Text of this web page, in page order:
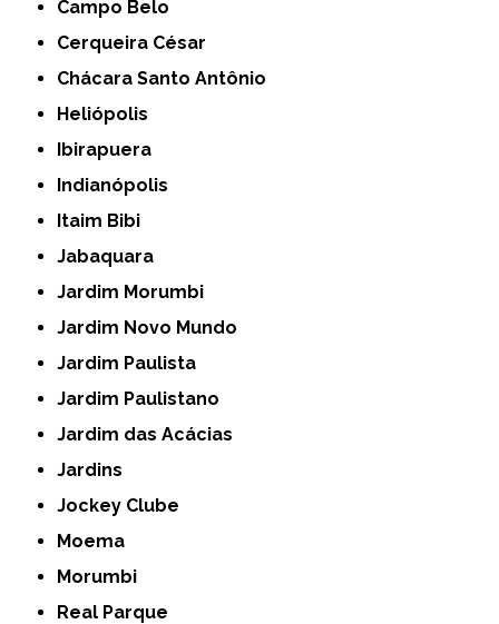
Campo Belo
Cerqueira César
Chácara Santo Antônio
Heliópolis
Ibirapuera
Indianópolis
Itaim Bibi
Jabaquara
Jardim Morumbi
Jardim Novo Mundo
Jardim Paulista
Jardim Paulistano
Jardim das Acácias
Jardins
Jockey Clube
Moema
Morumbi
Real Parque